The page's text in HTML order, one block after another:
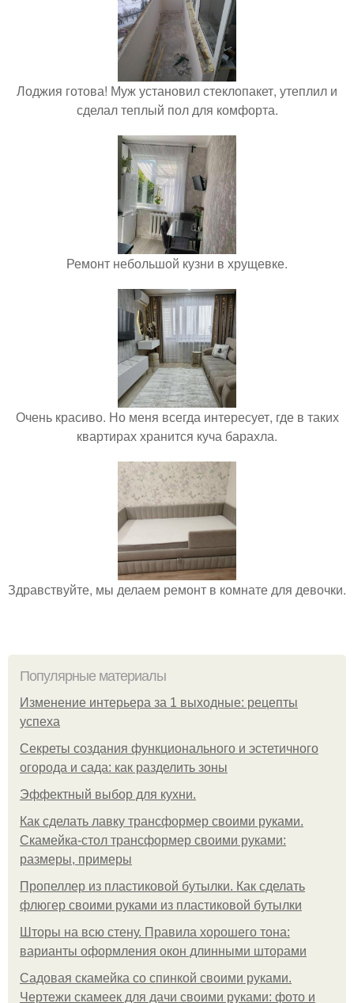
Лоджия готова! Муж установил стеклопакет, утеплил и
сделал теплый пол для комфорта.
Ремонт небольшой кузни в хрущевке.
Очень красиво. Но меня всегда интересует, где в таких
квартирах хранится куча барахла.
Здравствуйте, мы делаем ремонт в комнате для девочки.
Популярные материалы
Изменение интерьера за 1 выходные: рецепты
успеха
Секреты создания функционального и эстетичного
огорода и сада: как разделить зоны
Эффектный выбор для кухни.
Как сделать лавку трансформер своими руками.
Скамейка-стол трансформер своими руками:
размеры, примеры
Пропеллер из пластиковой бутылки. Как сделать
флюгер своими руками из пластиковой бутылки
Шторы на всю стену. Правила хорошего тона:
варианты оформления окон длинными шторами
Садовая скамейка со спинкой своими руками.
Чертежи скамеек для дачи своими руками: фото и